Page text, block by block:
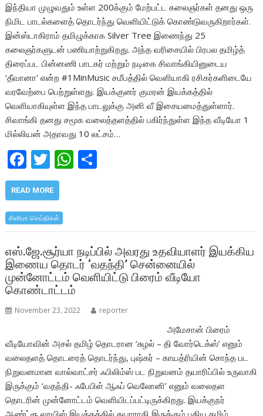
இந்தியா முழுவதும் உள்ள 200க்கும் மேற்பட்ட கலைஞர்கள் தனது ஒரு
நிமிட பாடல்களைத் தொடர்ந்து வெளியிட்டுக் கொண்டுவருகிறார்கள்.
இன்ஸ்டாகிராம் தமிழுக்காக Silver Tree இணைந்து 25
கலைஞர்களுடன் பணியாற்றுகிறது. அந்த வரிசையில் பிரபல தமிழ்த்
திரைப்பட பின்னணி பாடகர் மற்றும் நடிகை சிவாங்கியினுடைய
‘தீவானா’ என்ற #1MinMusic சமீபத்தில் வெளியாகி ரசிகர்களிடையே
வரவேற்பை பெற்றுள்ளது. இயக்குனர் குமரன் இயக்கத்தில்
வெளியாகியுள்ள இந்த பாடலுக்கு அனி வீ இசையமைத்துள்ளார்.
சிவாங்கி தனது சமூக வலைத்தளத்தில் பகிர்ந்துள்ள இந்த வீடியோ 1
மில்லியன் அதாவது 10 லட்சம்…
F
ac
e
b
o
o
k
T
w
itt
er
W
h
A
p
p
READ MORE
சினிமா செய்திகள்
எஸ்.ஜே.சூர்யா நடிப்பில் அவரது உதவியாளர் இயக்கிய
இணைய தொடர் ‘வதந்தி’ சென்னையில்
முன்னோட்டம் வெளியிட்டு பிரைம் வீடியோ
கொண்டாட்டம்
November 23, 2022 reporter
அமேசான் பிரைம்
வீடியோவின் அசல் தமிழ் தொடரான ‘சுழல் – தி வோர்டெக்ஸ்’ எனும்
வலைதளத் தொடரைத் தொடர்ந்து, புஷ்கர் – காயத்ரியின் சொந்த பட
நிறுவனமான வால்வாட்சர் ஃபிலிம்ஸ் பட நிறுவனம் தயாரிப்பில் உருவாகி
இருக்கும் ‘வதந்தி- ஃபேபிள் ஆஃப் வெலோனி’ எனும் வலைதள
தொடரின் முன்னோட்டம் வெளியிடப்பட்டிருக்கிறது. இயக்குநர்